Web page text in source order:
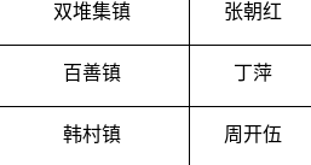
双堆集镇 张朝红
百善镇 丁萍
韩村镇 周开伍